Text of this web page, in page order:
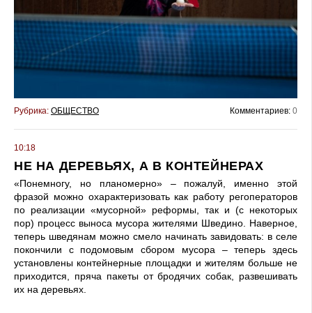
Рубрика: ОБЩЕСТВО Комментариев: 0
10:18
НЕ НА ДЕРЕВЬЯХ, А В КОНТЕЙНЕРАХ
«Понемногу, но планомер­но» – пожалуй, именно этой
фразой можно охарактеризо­вать как работу регоператоров
по реализации «мусорной» реформы, так и (с некоторых
пор) процесс выноса мусора жителями Шведино. Навер­ное,
теперь шведянам можно смело начинать завидовать: в селе
покончили с подомо­вым сбором мусора – теперь здесь
установлены контей­нерные площадки и жителям больше не
приходится, пряча пакеты от бродячих собак, развешивать
их на деревьях.